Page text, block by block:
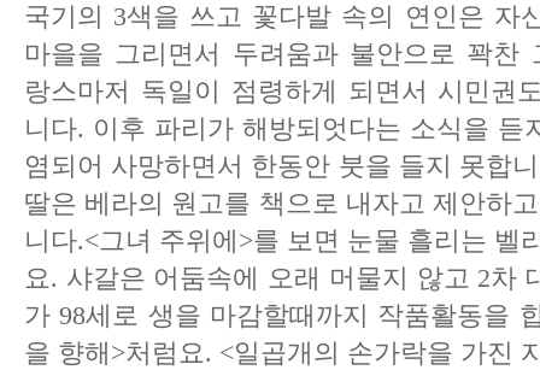
국기의 3색을 쓰고 꽃다발 속의 연인은 자
마을을 그리면서 두려움과 불안으로 꽉찬
랑스마저 독일이 점령하게 되면서 시민권
니다. 이후 파리가 해방되엇다는 소식을 듣
염되어 사망하면서 한동안 붓을 들지 못합
딸은 베라의 원고를 책으로 내자고 제안하
니다.<그녀 주위에>를 보면 눈물 흘리는 벨
요. 샤갈은 어둠속에 오래 머물지 않고 2차
가 98세로 생을 마감할때까지 작품활동을
을 향해>처럼요. <일곱개의 손가락을 가진